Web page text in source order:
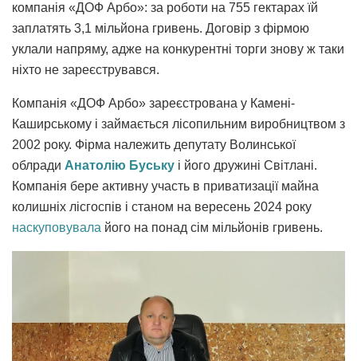
компанія «ДОФ Арбо»: за роботи на 755 гектарах їй
заплатять 3,1 мільйона гривень. Договір з фірмою
уклали напряму, адже на конкурентні торги знову ж таки
ніхто не зареєструвався.
Компанія «ДОФ Арбо» зареєстрована у Камені-
Каширському і займається лісопильним виробництвом з
2002 року. Фірма належить депутату Волинської
облради Анатолію Буську і його дружині Світлані.
Компанія бере активну участь в приватизації майна
колишніх лісгоспів і станом на вересень 2024 року
наскуповувала його на понад сім мільйонів гривень.